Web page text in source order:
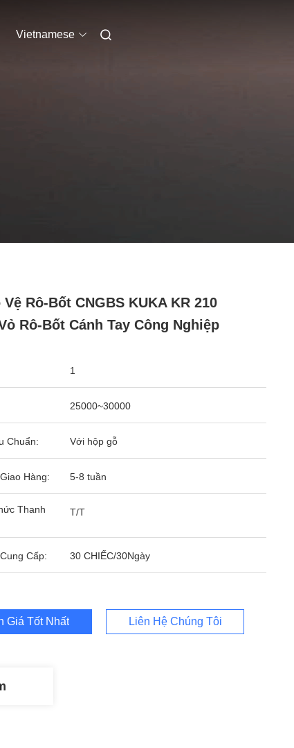
Vietnamese
Vệ Rô-Bốt CNGBS KUKA KR 210
Rô-Bốt Cánh Tay Công Nghiệp
1
25000~30000
Chuẩn: Với hộp gỗ
Hàng: 5-8 tuần
Thanh
T/T
Cấp: 30 CHIẾC/30Ngày
Giá Tốt Nhất Liên Hệ Chúng Tôi